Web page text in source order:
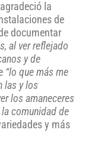
agradeció la
de
documentar
al ver reflejado
y de
“lo que más me
las y los
los amaneceres
comunidad de
y más